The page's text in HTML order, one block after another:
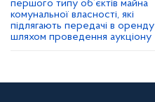
першого типу об’єктів майна
комунальної власності, які
підлягають передачі в оренду
шляхом проведення аукціону